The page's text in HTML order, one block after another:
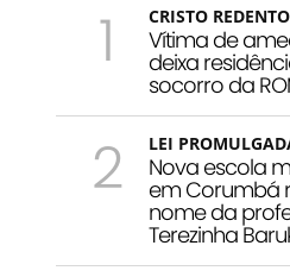
1 CRISTO
Vítima de
deixa
socorro da
2 LEI
Nova escola
em Corumbá
nome da
Terezinha